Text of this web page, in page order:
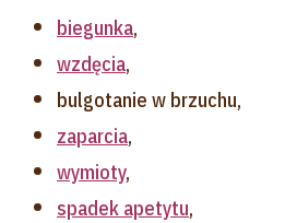
biegunka,
wzdęcia,
bulgotanie w brzuchu,
zaparcia,
wymioty,
spadek apetytu,